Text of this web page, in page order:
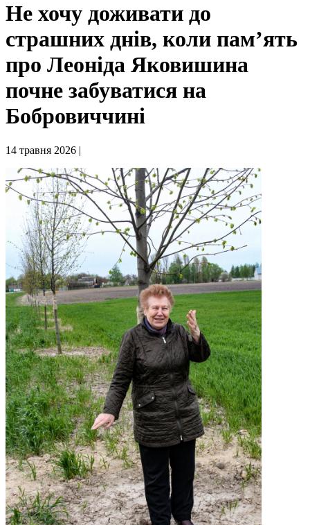
Не хочу доживати до
страшних днів, коли пам’ять
про Леоніда Яковишина
почне забуватися на
Бобровиччині
14 травня 2026 |